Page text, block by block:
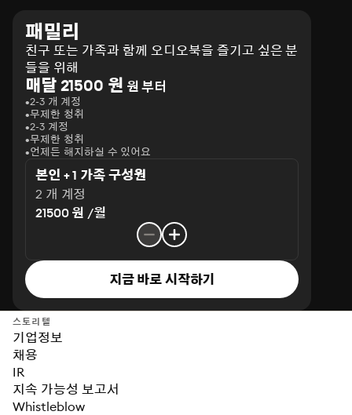
말한다. 이에 어떤 상황에서도 쉽게 분노하거나 싸우기보다
는 유연하고 우아하게 저항하여 결국 자신이 원하는 목표를
이뤄가는 과정을 소개한다. 여성으로서 다른 문화, 다른 성
별 사이를 줄타기하며 밸런스를 맞추는 법, 사회와 가정에서
그리고 이익집단에서 현명하게 대응하며 영민하게 살아가
는 법, 나를 사랑하는 만큼 주변을 돌아보고 사랑하며 연대
하는 법을 비롯해 글로벌 시대에 어떤 마음가짐으로 변화할
미래에 대처할 것인지에 대해서도 담아냈다. 또한 세계를 휩
쓴 ‘미투 운동’에 대한 여성 외신기자로서의 입장, 한국의 워
킹맘을 위해 마련되어야 할 사회적 제도에 대해서도 구체적
인 목소리를 내는 등 한국사회에서 여성으로 살아가며 누구
나 느꼈을 고충에 대한 깊이 있는 생각과 대안도 제시한다.
아름다운 레지스탕스를 위한 10가지 저항의 프로세스 저자
는 역사가 끊임없는 저항을 통해 방향을 수없이 틀고 명맥을
이어가며, 그 수많은 저항이 없었다면 현재 우리가 의식조차
하지 않고 누리는 권리와 행복 역시 없었을 것이라 이야기한
다. 특히 여성의 지위와 역할은 과거에 비해 크게 변화했고,
현재도 계속 발전하고 있다. 그러나 예전처럼 노골적인 차별
이 아닐지라도 무의식적이고 교묘한 차별과 속박은 여전하
다. 이런 과정을 여성 언론인의 눈으로 지켜보면서 때론 답
답하기도 했고, 당장 명쾌한 답을 내거나 해결할 수 없으니
그저 가슴으로 응원했다고 전한다. 그리고 그 과정에서 한
가지 해답을 얻었다고 한다. 울고, 싸우고, 다치는 것보다는
패밀리
친구 또는 가족과 함께 오디오북을 즐기고 싶은 분
들을 위해
매달 21500 원 원 부터
2-3 개 계정
무제한 청취
2-3 계정
무제한 청취
언제든 해지하실 수 있어요
본인 + 1 가족 구성원
2 개 계정
21500 원 /월
지금 바로 시작하기
스토리텔
기업정보
채용
IR
지속 가능성 보고서
Whistleblow